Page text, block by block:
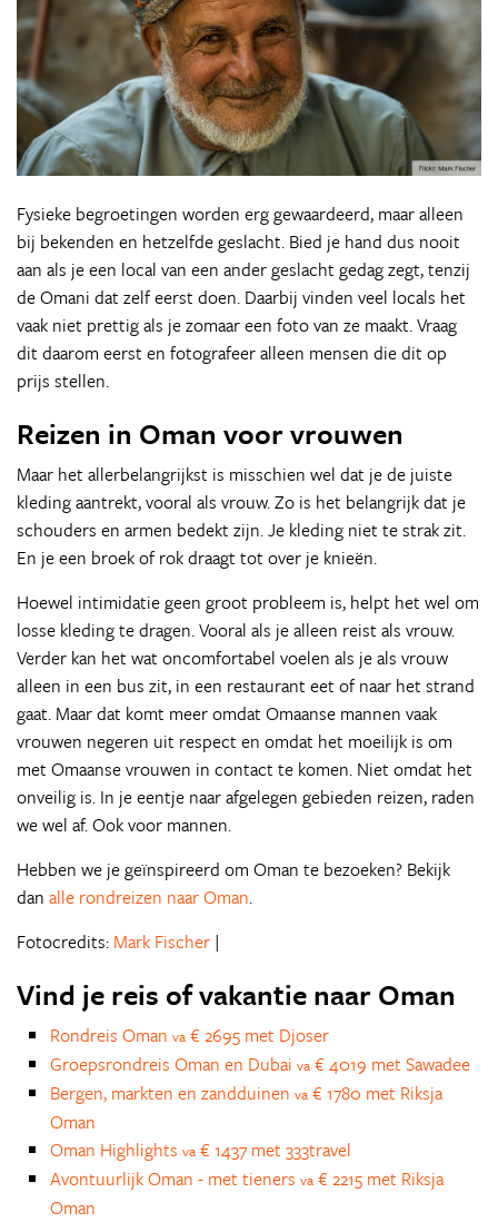
Fysieke begroetingen worden erg gewaardeerd, maar alleen
bij bekenden en hetzelfde geslacht. Bied je hand dus nooit
aan als je een local van een ander geslacht gedag zegt, tenzij
de Omani dat zelf eerst doen. Daarbij vinden veel locals het
vaak niet prettig als je zomaar een foto van ze maakt. Vraag
dit daarom eerst en fotografeer alleen mensen die dit op
prijs stellen.
Reizen in Oman voor vrouwen
Maar het allerbelangrijkst is misschien wel dat je de juiste
kleding aantrekt, vooral als vrouw. Zo is het belangrijk dat je
schouders en armen bedekt zijn. Je kleding niet te strak zit.
En je een broek of rok draagt tot over je knieën.
Hoewel intimidatie geen groot probleem is, helpt het wel om
losse kleding te dragen. Vooral als je alleen reist als vrouw.
Verder kan het wat oncomfortabel voelen als je als vrouw
alleen in een bus zit, in een restaurant eet of naar het strand
gaat. Maar dat komt meer omdat Omaanse mannen vaak
vrouwen negeren uit respect en omdat het moeilijk is om
met Omaanse vrouwen in contact te komen. Niet omdat het
onveilig is. In je eentje naar afgelegen gebieden reizen, raden
we wel af. Ook voor mannen.
Hebben we je geïnspireerd om Oman te bezoeken? Bekijk
dan alle rondreizen naar Oman.
Fotocredits: Mark Fischer |
Vind je reis of vakantie naar Oman
Rondreis Oman va € 2695 met Djoser
Groepsrondreis Oman en Dubai va € 4019 met Sawadee
Bergen, markten en zandduinen va € 1780 met Riksja
Oman
Oman Highlights va € 1437 met 333travel
Avontuurlijk Oman - met tieners va € 2215 met Riksja
Oman